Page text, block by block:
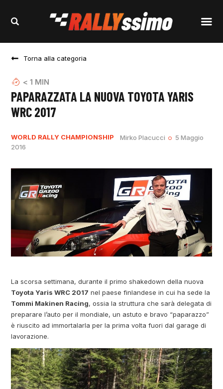
Torna alla categoria
< 1 MIN
PAPARAZZATA LA NUOVA TOYOTA YARIS
WRC 2017
WORLD RALLY CHAMPIONSHIP Mirko Placucci
5 Maggio
2016
La scorsa settimana, durante il primo shakedown della nuova
Toyota Yaris WRC 2017 nel paese finlandese in cui ha sede la
Tommi Makinen Racing, ossia la struttura che sarà delegata di
preparare l’auto per il mondiale, un astuto e bravo “paparazzo”
è riuscito ad immortalarla per la prima volta fuori dal garage di
lavorazione.